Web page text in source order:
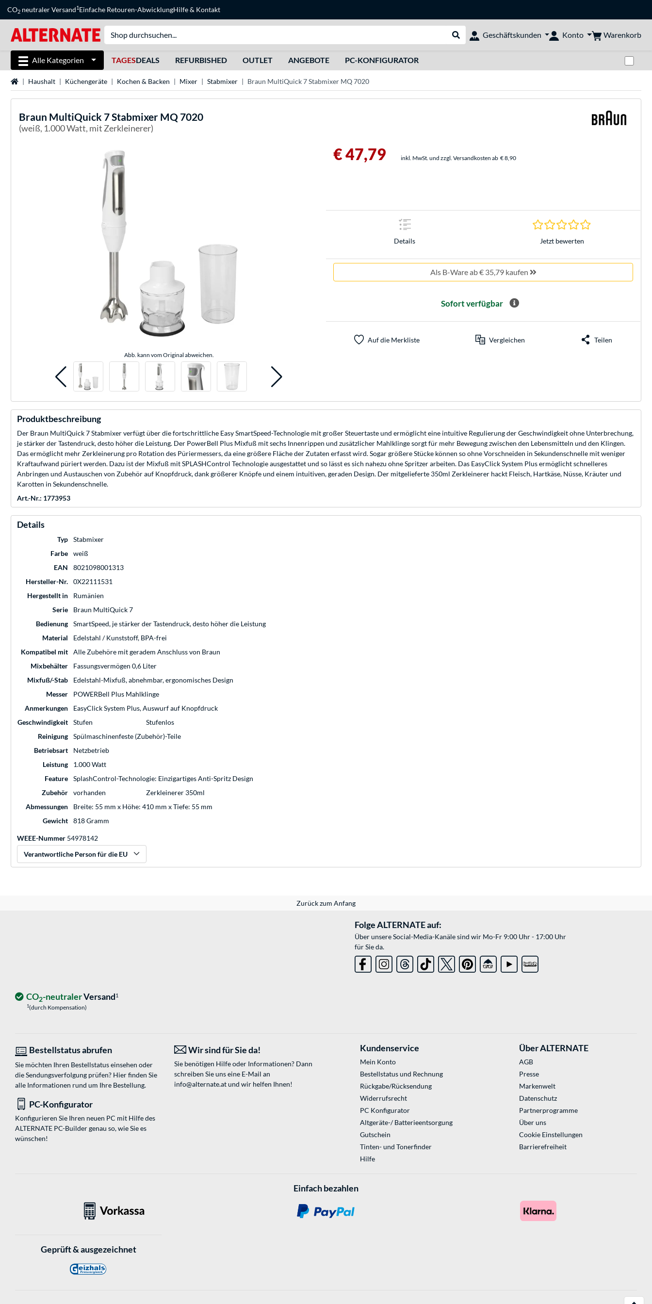
CO2 neutraler Versand1Einfache Retouren-AbwicklungHilfe& Kontakt
Suche durchführen
Geschäftskunden Konto Warenkorb
Alle Kategorien TAGESDEALS REFURBISHED OUTLET ANGEBOTE PC-KONFIGURATOR
StartseiteHaushalt Küchengeräte Kochen & Backen Mixer Stabmixer Braun MultiQuick 7 Stabmixer MQ 7020
Braun MultiQuick 7 Stabmixer MQ 7020
(weiß, 1.000 Watt, mit Zerkleinerer)
Abb. kann vom Original abweichen.
€ 47,79 inkl. MwSt. und zzgl. Versandkosten ab € 8,90
Details
0.0 Sterne bei 0
Jetzt bewerten
Als B-Ware ab € 35,79 kaufen
Sofort verfügbar
Auf die Merkliste Vergleichen Teilen
Produktbeschreibung
Der Braun MultiQuick 7 Stabmixer verfügt über die fortschrittliche Easy SmartSpeed-Technologie mit großer Steuertaste und ermöglicht eine intuitive Regulierung der Geschwindigkeit ohne Unterbrechung,
je stärker der Tastendruck, desto höher die Leistung. Der PowerBell Plus Mixfuß mit sechs Innenrippen und zusätzlicher Mahlklinge sorgt für mehr Bewegung zwischen den Lebensmitteln und den Klingen.
Das ermöglicht mehr Zerkleinerung pro Rotation des Püriermessers, da eine größere Fläche der Zutaten erfasst wird. Sogar größere Stücke können so ohne Vorschneiden in Sekundenschnelle mit weniger
Kraftaufwand püriert werden. Dazu ist der Mixfuß mit SPLASHControl Technologie ausgestattet und so lässt es sich nahezu ohne Spritzer arbeiten. Das EasyClick System Plus ermöglicht schnelleres
Anbringen und Austauschen von Zubehör auf Knopfdruck, dank größerer Knöpfe und einem intuitiven, geraden Design. Der mitgelieferte 350ml Zerkleinerer hackt Fleisch, Hartkäse, Nüsse, Kräuter und
Karotten in Sekundenschnelle.
Art.-Nr.: 1773953
Details
Typ
Stabmixer
Farbe
weiß
EAN
8021098001313
Hersteller-Nr.
0X22111531
Hergestellt in
Rumänien
Serie
Braun MultiQuick 7
Bedienung
SmartSpeed, je stärker der Tastendruck, desto höher die Leistung
Material
Edelstahl / Kunststoff, BPA-frei
Kompatibel mit
Alle Zubehöre mit geradem Anschluss von Braun
Mixbehälter
Fassungsvermögen 0,6 Liter
Mixfuß/-Stab
Edelstahl-Mixfuß, abnehmbar, ergonomisches Design
Messer
POWERBell Plus Mahlklinge
Anmerkungen
EasyClick System Plus, Auswurf auf Knopfdruck
Geschwindigkeit
Stufen
Stufenlos
Reinigung
Spülmaschinenfeste (Zubehör)-Teile
Betriebsart
Netzbetrieb
Leistung
1.000 Watt
Feature
SplashControl-Technologie: Einzigartiges Anti-Spritz Design
Zubehör
vorhanden
Zerkleinerer 350ml
Abmessungen
Breite: 55 mm x Höhe: 410 mm x Tiefe: 55 mm
Gewicht
818 Gramm
WEEE-Nummer 54978142
Verantwortliche Person für die EU
Zurück zum Anfang
Folge ALTERNATE auf:
Über unsere Social-Media-Kanäle sind wir Mo-Fr 9:00 Uhr - 17:00 Uhr
für Sie da.
CO2-neutralerVersand1
1(durch Kompensation)
Bestellstatus abrufen
Sie möchten Ihren Bestellstatus einsehen oder
die Sendungsverfolgung prüfen? Hier finden Sie
alle Informationen rund um Ihre Bestellung.
Wir sind für Sie da!
Sie benötigen Hilfe oder Informationen? Dann
schreiben Sie uns eine E-Mail an
info@alternate.atund wir helfen Ihnen!
PC-Konfigurator
Konfigurieren Sie Ihren neuen PC mit Hilfe des
ALTERNATE PC-Builder genau so, wie Sie es
wünschen!
Kundenservice
Mein Konto
Bestellstatus und Rechnung
Rückgabe/Rücksendung
Widerrufsrecht
PC Konfigurator
Altgeräte-/ Batterieentsorgung
Gutschein
Tinten- und Tonerfinder
Hilfe
Über ALTERNATE
AGB
Presse
Markenwelt
Datenschutz
Partnerprogramme
Über uns
Cookie Einstellungen
Barrierefreiheit
Einfach bezahlen
Geprüft & ausgezeichnet